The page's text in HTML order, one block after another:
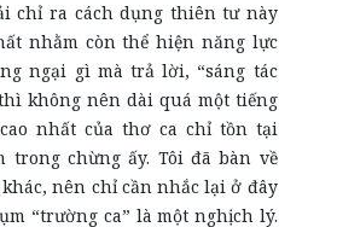
chỉ ra cách dụng thiên tư này
nhằm còn thể hiện năng lực
ngại gì mà trả lời, “sáng tác
không nên dài quá một tiếng
nhất của thơ ca chỉ tồn tại
trong chừng ấy. Tôi đã bàn về
nên chỉ cần nhắc lại ở đây
“trường ca” là một nghịch lý.